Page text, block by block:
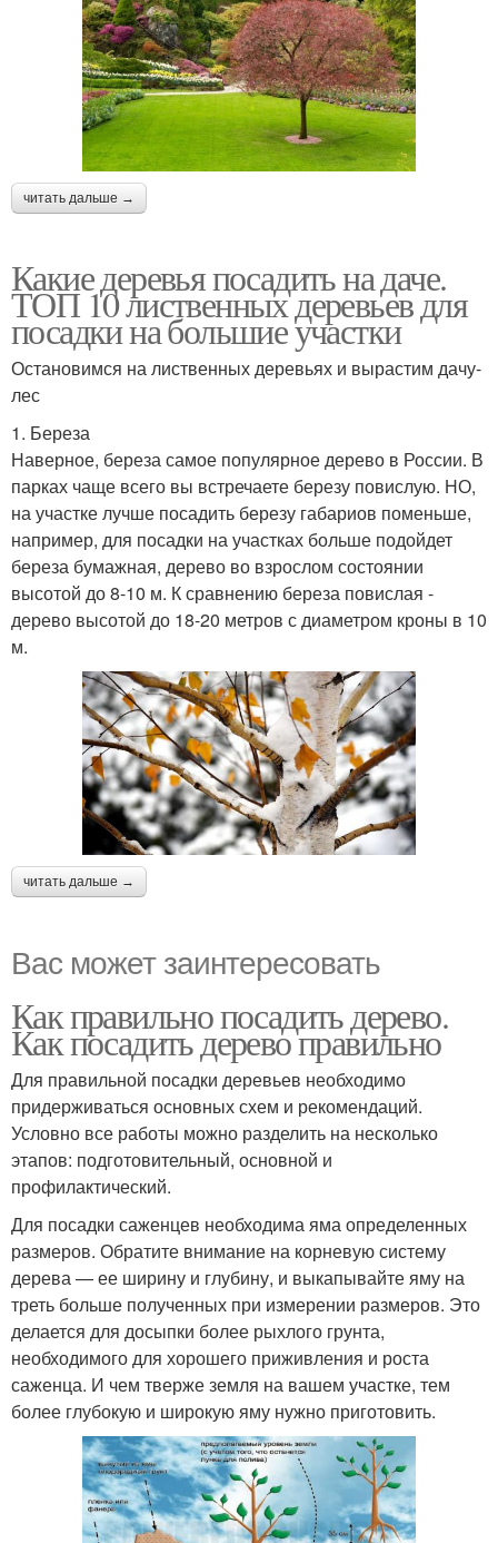
читать дальше →
Какие деревья посадить на даче.
ТОП 10 лиственных деревьев для
посадки на большие участки
Остановимся на лиственных деревьях и вырастим дачу-
лес
1. Береза
Наверное, береза самое популярное дерево в России. В
парках чаще всего вы встречаете березу повислую. НО,
на участке лучше посадить березу габариов поменьше,
например, для посадки на участках больше подойдет
береза бумажная, дерево во взрослом состоянии
высотой до 8-10 м. К сравнению береза повислая -
дерево высотой до 18-20 метров с диаметром кроны в 10
м.
читать дальше →
Вас может заинтересовать
Как правильно посадить дерево.
Как посадить дерево правильно
Для правильной посадки деревьев необходимо
придерживаться основных схем и рекомендаций.
Условно все работы можно разделить на несколько
этапов: подготовительный, основной и
профилактический.
Для посадки саженцев необходима яма определенных
размеров. Обратите внимание на корневую систему
дерева — ее ширину и глубину, и выкапывайте яму на
треть больше полученных при измерении размеров. Это
делается для досыпки более рыхлого грунта,
необходимого для хорошего приживления и роста
саженца. И чем тверже земля на вашем участке, тем
более глубокую и широкую яму нужно приготовить.